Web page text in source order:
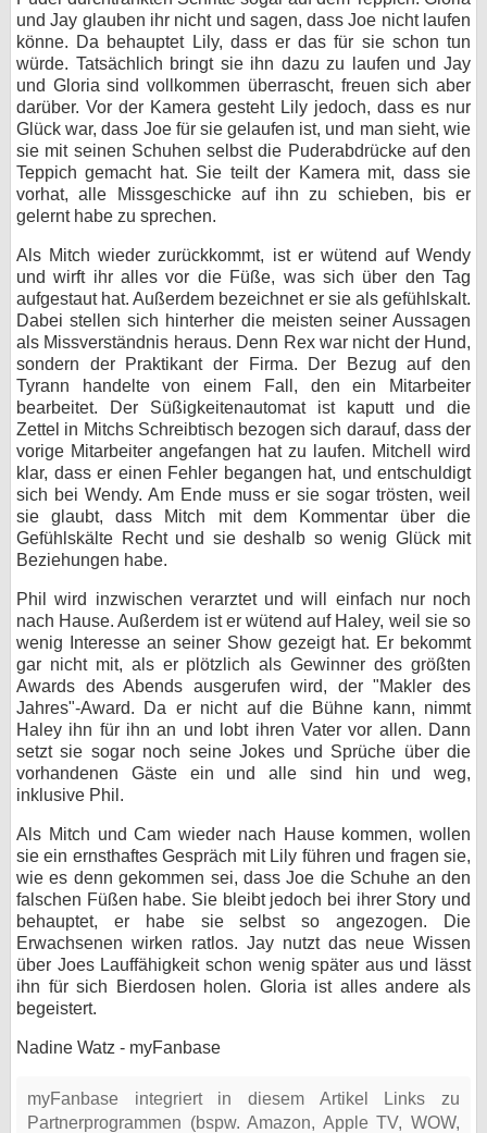
und Jay glauben ihr nicht und sagen, dass Joe nicht laufen
könne. Da behauptet Lily, dass er das für sie schon tun
würde. Tatsächlich bringt sie ihn dazu zu laufen und Jay
und Gloria sind vollkommen überrascht, freuen sich aber
darüber. Vor der Kamera gesteht Lily jedoch, dass es nur
Glück war, dass Joe für sie gelaufen ist, und man sieht, wie
sie mit seinen Schuhen selbst die Puderabdrücke auf den
Teppich gemacht hat. Sie teilt der Kamera mit, dass sie
vorhat, alle Missgeschicke auf ihn zu schieben, bis er
gelernt habe zu sprechen.
Als Mitch wieder zurückkommt, ist er wütend auf Wendy
und wirft ihr alles vor die Füße, was sich über den Tag
aufgestaut hat. Außerdem bezeichnet er sie als gefühlskalt.
Dabei stellen sich hinterher die meisten seiner Aussagen
als Missverständnis heraus. Denn Rex war nicht der Hund,
sondern der Praktikant der Firma. Der Bezug auf den
Tyrann handelte von einem Fall, den ein Mitarbeiter
bearbeitet. Der Süßigkeitenautomat ist kaputt und die
Zettel in Mitchs Schreibtisch bezogen sich darauf, dass der
vorige Mitarbeiter angefangen hat zu laufen. Mitchell wird
klar, dass er einen Fehler begangen hat, und entschuldigt
sich bei Wendy. Am Ende muss er sie sogar trösten, weil
sie glaubt, dass Mitch mit dem Kommentar über die
Gefühlskälte Recht und sie deshalb so wenig Glück mit
Beziehungen habe.
Phil wird inzwischen verarztet und will einfach nur noch
nach Hause. Außerdem ist er wütend auf Haley, weil sie so
wenig Interesse an seiner Show gezeigt hat. Er bekommt
gar nicht mit, als er plötzlich als Gewinner des größten
Awards des Abends ausgerufen wird, der "Makler des
Jahres"-Award. Da er nicht auf die Bühne kann, nimmt
Haley ihn für ihn an und lobt ihren Vater vor allen. Dann
setzt sie sogar noch seine Jokes und Sprüche über die
vorhandenen Gäste ein und alle sind hin und weg,
inklusive Phil.
Als Mitch und Cam wieder nach Hause kommen, wollen
sie ein ernsthaftes Gespräch mit Lily führen und fragen sie,
wie es denn gekommen sei, dass Joe die Schuhe an den
falschen Füßen habe. Sie bleibt jedoch bei ihrer Story und
behauptet, er habe sie selbst so angezogen. Die
Erwachsenen wirken ratlos. Jay nutzt das neue Wissen
über Joes Lauffähigkeit schon wenig später aus und lässt
ihn für sich Bierdosen holen. Gloria ist alles andere als
begeistert.
Nadine Watz - myFanbase
myFanbase integriert in diesem Artikel Links zu
Partnerprogrammen (bspw. Amazon, Apple TV, WOW,